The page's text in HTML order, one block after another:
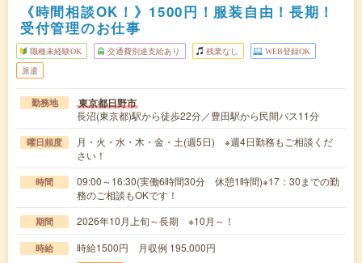
《時間相談OK！》1500円！服装自由！長期！
受付管理のお仕事
職種未経験OK 交通費別途支給あり 残業なし WEB登録OK
派遣
勤務地 東京都日野市
長沼(東京都)駅から徒歩22分／豊田駅から民間バス11分
曜日頻度
月・火・水・木・金・土(週5日) ※週4日勤務もご相談くだ
さい！
時間
09:00～16:30(実働6時間30分 休憩1時間)※17：30までの勤
務のご相談もOKです！
期間 2026年10月上旬～長期 ※10月～！
時給 時給1500円 月収例 195,000円